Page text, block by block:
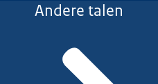
Andere talen